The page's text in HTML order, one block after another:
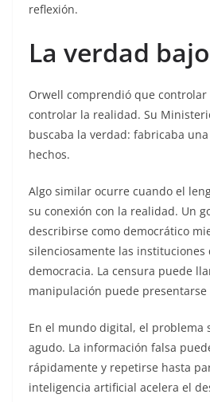
reflexión.
La verdad
Orwell comprendió que
controlar la realidad. Su
buscaba la verdad: fabricaba
hechos.
Algo similar ocurre cuando el
su conexión con la realidad. Un
describirse como democrático
silenciosamente las instituciones
democracia. La censura puede
manipulación puede presentarse
En el mundo digital, el problema
agudo. La información falsa
rápidamente y repetirse hasta
inteligencia artificial acelera el